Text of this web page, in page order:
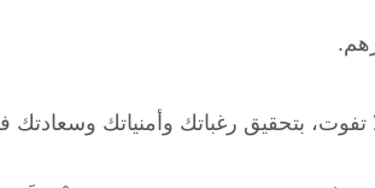
بتحقيق رغباتك وأمنياتك وسعادتك